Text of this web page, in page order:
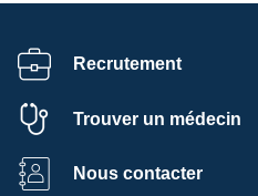
Recrutement
Trouver un médecin
Nous contacter